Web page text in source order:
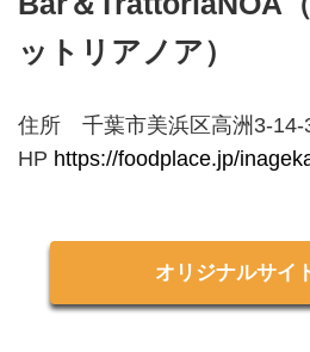
ットリアノア）
住所 千葉市美浜区高洲3-14-
HP https://foodplace.jp/
オリジナルサイ